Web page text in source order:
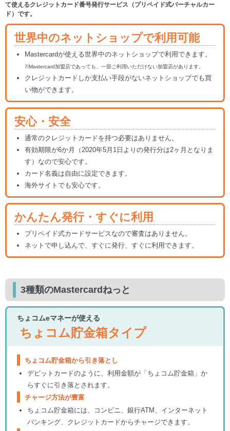
て使えるクレジットカード番号発行サービス（プリペイド式バーチャルカー
ド）です。
世界中のネットショップで利用可能
Mastercardが使える世界中のネットショップで利用できます。
※Mastercard加盟店であっても、一部ご利用いただけない加盟店があります。
クレジットカードしか支払い手段がないネットショップでも買
い物ができます。
安心・安全
通常のクレジットカードを持つ必要はありません。
有効期限が6か月（2020年5月1日よりの発行分は2ヶ月となりま
す）なので安心です。
カード名義は自由に設定できます。
海外サイトでも安心です。
かんたん発行・すぐに利用
プリペイド式カードサービスなので審査はありません。
ネットで申し込んで、すぐに発行、すぐに利用できます。
3種類のMastercardねっと
ちょコムeマネーが使える
ちょコム貯金箱タイプ
ちょコム貯金箱から引き落とし
デビットカードのように、利用金額が「ちょコム貯金箱」か
らすぐに引き落とされます。
チャージ方法が豊富
ちょコム貯金箱には、コンビニ、銀行ATM、インターネット
バンキング、クレジットカードからチャージできます。